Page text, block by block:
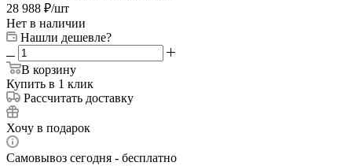
28 988 ₽/шт
Нет в наличии
Нашли дешевле?
В корзину
Купить в 1 клик
Рассчитать доставку
Хочу в подарок
Самовывоз сегодня - бесплатно